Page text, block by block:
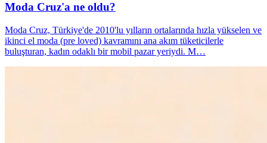
Moda Cruz'a ne oldu?
Moda Cruz, Türkiye'de 2010'lu yılların ortalarında hızla yükselen ve
ikinci el moda (pre loved) kavramını ana akım tüketicilerle
buluşturan, kadın odaklı bir mobil pazar yeriydi. M…